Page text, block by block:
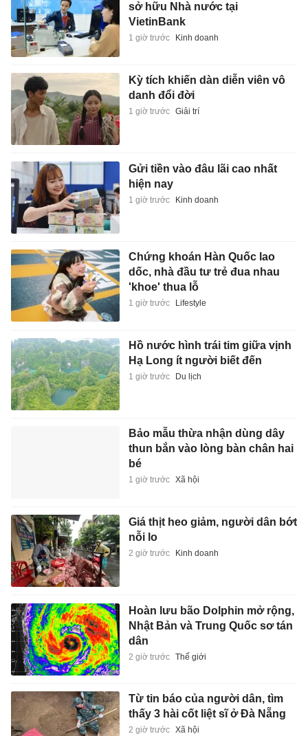
sở hữu Nhà nước tại
VietinBank
1 giờ trước Kinh doanh
Kỳ tích khiến dàn diễn viên vô
danh đổi đời
1 giờ trước Giải trí
Gửi tiền vào đâu lãi cao nhất
hiện nay
1 giờ trước Kinh doanh
Chứng khoán Hàn Quốc lao
dốc, nhà đầu tư trẻ đua nhau
'khoe' thua lỗ
1 giờ trước Lifestyle
Hồ nước hình trái tim giữa vịnh
Hạ Long ít người biết đến
1 giờ trước Du lịch
Bảo mẫu thừa nhận dùng dây
thun bắn vào lòng bàn chân hai
bé
1 giờ trước Xã hội
Giá thịt heo giảm, người dân bớt
nỗi lo
2 giờ trước Kinh doanh
Hoàn lưu bão Dolphin mở rộng,
Nhật Bản và Trung Quốc sơ tán
dân
2 giờ trước Thế giới
Từ tin báo của người dân, tìm
thấy 3 hài cốt liệt sĩ ở Đà Nẵng
2 giờ trước Xã hội